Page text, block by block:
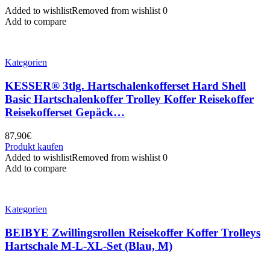
Added to wishlistRemoved from wishlist 0
Add to compare
Kategorien
KESSER® 3tlg. Hartschalenkofferset Hard Shell
Basic Hartschalenkoffer Trolley Koffer Reisekoffer
Reisekofferset Gepäck…
87,90€
Produkt kaufen
Added to wishlistRemoved from wishlist 0
Add to compare
Kategorien
BEIBYE Zwillingsrollen Reisekoffer Koffer Trolleys
Hartschale M-L-XL-Set (Blau, M)